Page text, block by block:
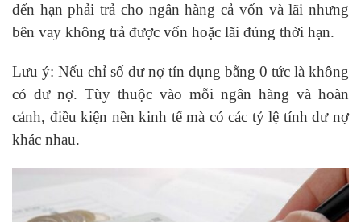
đến hạn phải trả cho ngân hàng cả vốn và lãi nhưng
bên vay không trả được vốn hoặc lãi đúng thời hạn.
Lưu ý: Nếu chỉ số dư nợ tín dụng bằng 0 tức là không
có dư nợ. Tùy thuộc vào mỗi ngân hàng và hoàn
cảnh, điều kiện nền kinh tế mà có các tỷ lệ tính dư nợ
khác nhau.